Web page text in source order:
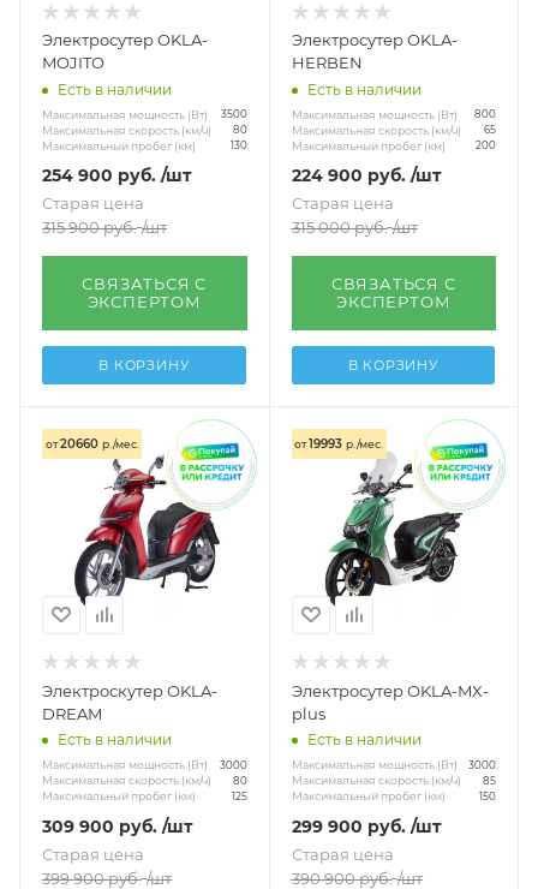
Электросутер OKLA-
MOJITO
Есть в наличии
Максимальная мощность (Вт) 3500
Максимальная скорость (км/ч) 80
Максимальный пробег (км) 130
254 900 руб. /шт
Старая цена
315 900руб. /шт
СВЯЗАТЬСЯ С
ЭКСПЕРТОМ
В КОРЗИНУ
Электросутер OKLA-
HERBEN
Есть в наличии
Максимальная мощность (Вт) 800
Максимальная скорость (км/ч) 65
Максимальный пробег (км) 200
224 900 руб. /шт
Старая цена
315 000руб. /шт
СВЯЗАТЬСЯ С
ЭКСПЕРТОМ
В КОРЗИНУ
от20660 р./мес.
Электроскутер OKLA-
DREAM
Есть в наличии
Максимальная мощность (Вт) 3000
Максимальная скорость (км/ч) 80
Максимальный пробег (км) 125
309 900 руб. /шт
Старая цена
399 900руб. /шт
от19993 р./мес.
Электросутер OKLA-MX-
plus
Есть в наличии
Максимальная мощность (Вт) 3000
Максимальная скорость (км/ч) 85
Максимальный пробег (км) 150
299 900 руб. /шт
Старая цена
390 900руб. /шт